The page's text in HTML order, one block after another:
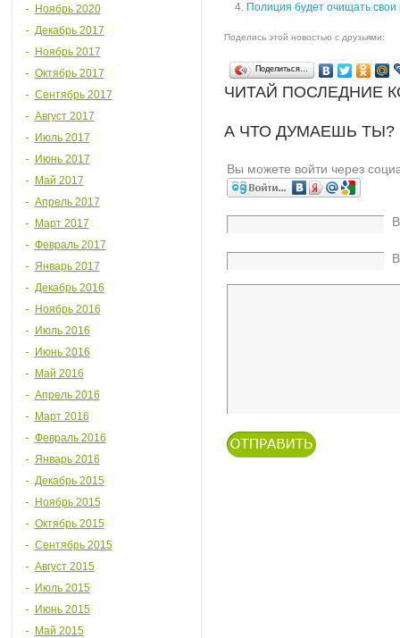
Ноябрь 2020
Декабрь 2017
Ноябрь 2017
Октябрь 2017
Сентябрь 2017
Август 2017
Июль 2017
Июнь 2017
Май 2017
Апрель 2017
Март 2017
Февраль 2017
Январь 2017
Декабрь 2016
Ноябрь 2016
Июль 2016
Июнь 2016
Май 2016
Апрель 2016
Март 2016
Февраль 2016
Январь 2016
Декабрь 2015
Ноябрь 2015
Октябрь 2015
Сентябрь 2015
Август 2015
Июль 2015
Июнь 2015
Май 2015
Полиция будет очищать
Поделись этой новостью с друзьями:
Поделиться…
ЧИТАЙ ПОСЛЕДНИЕ
А ЧТО ДУМАЕШЬ
Вы можете войти через